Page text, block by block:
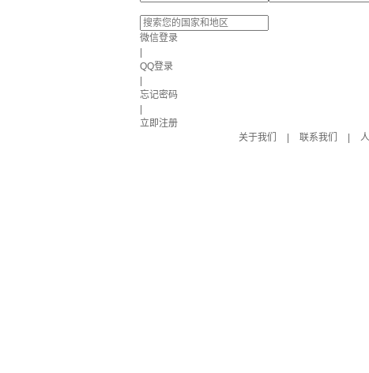
微信登录
QQ登录
忘记密码
立即注册
关于我们
联系我们